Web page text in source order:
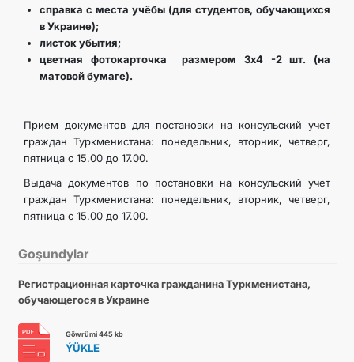
справка с места учёбы (для студентов, обучающихся
в Украине);
листок убытия;
цветная фотокарточка размером 3х4 -2 шт. (на
матовой бумаге).
Прием документов для постановки на консульский учет
граждан Туркменистана: понедельник, вторник, четверг,
пятница с 15.00 до 17.00.
Выдача документов по постановки на консульский учет
граждан Туркменистана: понедельник, вторник, четверг,
пятница с 15.00 до 17.00.
Goşundylar
Регистрационная карточка гражданина Туркменистана,
обучающегося в Украине
Göwrümi 445 kb
ÝÜKLE